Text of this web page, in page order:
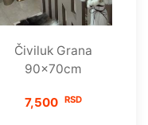
Čiviluk Grana
90x70cm
7,500 RSD